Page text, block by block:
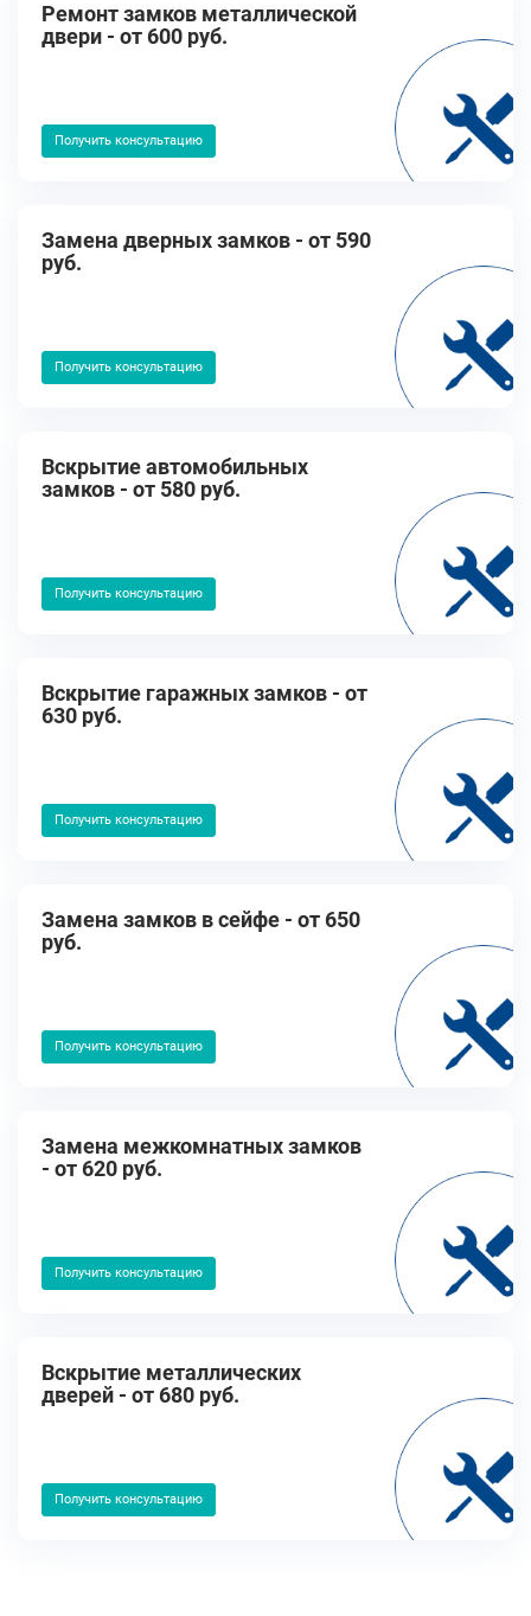
Ремонт замков металлической
двери - от 600 руб.
Получить консультацию
Замена дверных замков - от 590
руб.
Получить консультацию
Вскрытие автомобильных
замков - от 580 руб.
Получить консультацию
Вскрытие гаражных замков - от
630 руб.
Получить консультацию
Замена замков в сейфе - от 650
руб.
Получить консультацию
Замена межкомнатных замков
- от 620 руб.
Получить консультацию
Вскрытие металлических
дверей - от 680 руб.
Получить консультацию